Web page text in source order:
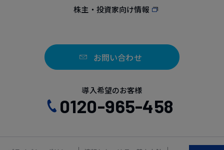
株主・投資家向け情報
お問い合わせ
導入希望のお客様
0120-965-458